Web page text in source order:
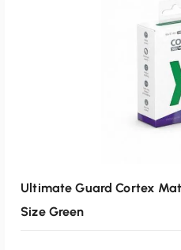
Ultimate Guard Cortex
Size Green